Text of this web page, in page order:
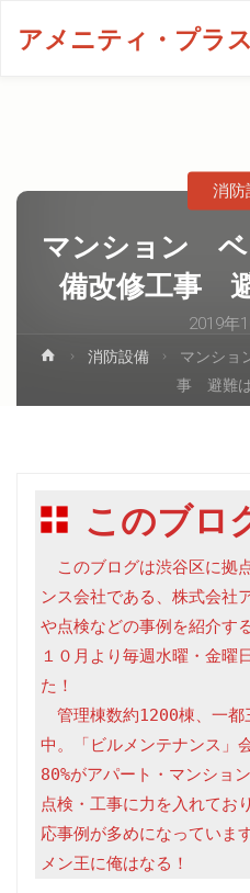
アメニティ・プラ
マンション
備改修工事
2019年
消防
消防設備
マンシ
事 避難
このブロ
このブログは渋谷区に拠
ンス会社である、株式会社
や点検などの事例を紹介す
１０月より毎週水曜・金曜
た！
管理棟数約1200棟、一都
中。「ビルメンテナンス」
80%がアパート・マンショ
点検・工事に力を入れてお
応事例が多めになっていま
メン王に俺はなる！